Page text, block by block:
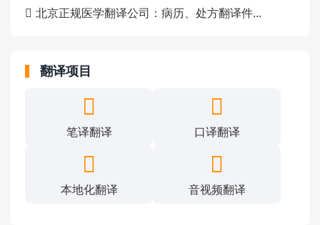
北京正规医学翻译公司：病历、处方翻译件...
翻译项目
笔译翻译 口译翻译
本地化翻译 音视频翻译